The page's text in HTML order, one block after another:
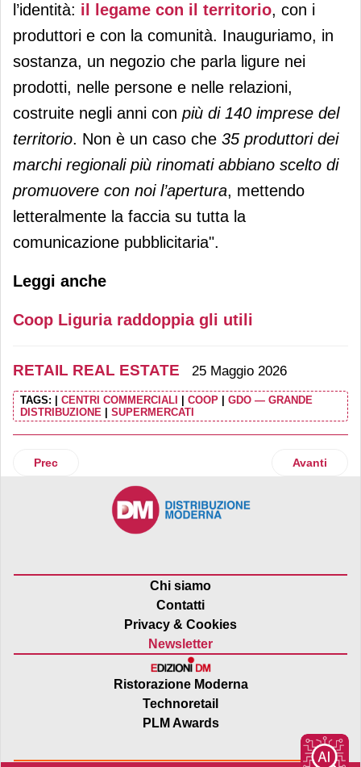
l’identità: il legame con il territorio, con i
produttori e con la comunità. Inauguriamo, in
sostanza, un negozio che parla ligure nei
prodotti, nelle persone e nelle relazioni,
costruite negli anni con più di 140 imprese del
territorio. Non è un caso che 35 produttori dei
marchi regionali più rinomati abbiano scelto di
promuovere con noi l’apertura, mettendo
letteralmente la faccia su tutta la
comunicazione pubblicitaria".
Leggi anche
Coop Liguria raddoppia gli utili
RETAIL REAL ESTATE 25 Maggio 2026
TAGS: CENTRI COMMERCIALI COOP
GDO — GRANDE
DISTRIBUZIONE
SUPERMERCATI
Articolo precedente: Nhood: progetti, innovazione e nuovi
Prec Articolo
Avanti
Chi siamo
Contatti
Privacy & Cookies
Newsletter
Ristorazione Moderna
Technoretail
PLM Awards